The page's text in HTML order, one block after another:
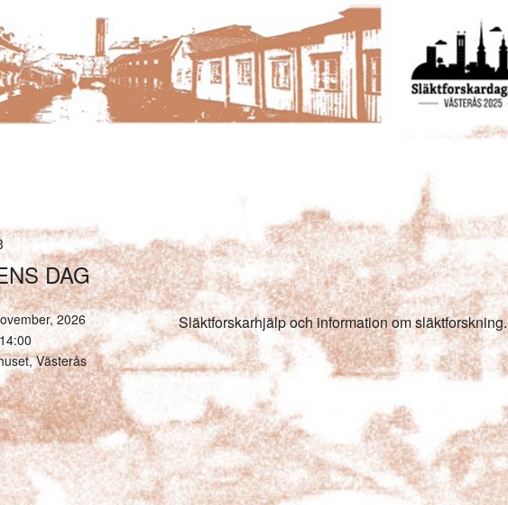
DAG
2026
Västerås
Släktforskarhjälp och information om släktforskning.